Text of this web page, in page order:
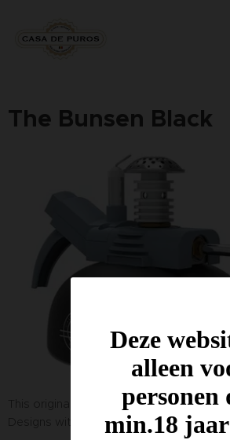
Deze
alleen
personen
min.18
The Bunsen Black
This original table top black cigar lighter
Designs with its push button ignition is